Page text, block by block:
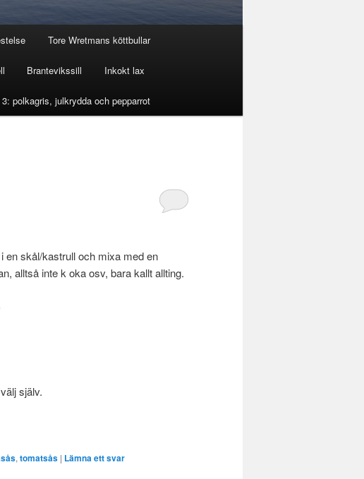
Tore Wretmans köttbullar
Brantevikssill Inkokt lax
polkagris, julkrydda och pepparrot
en skål/kastrull och mixa med en
alltså inte k oka osv, bara kallt allting.
själv.
, tomatsås | Lämna ett svar